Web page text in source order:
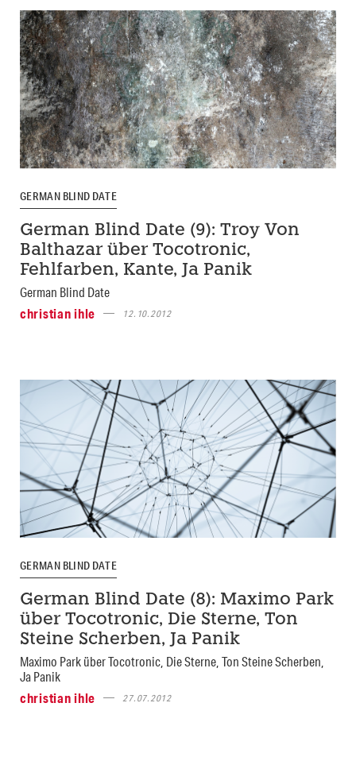
GERMAN BLIND DATE
German Blind Date (9): Troy Von
Balthazar über Tocotronic,
Fehlfarben, Kante, Ja Panik
German Blind Date
christian ihle
12.10.2012
GERMAN BLIND DATE
German Blind Date (8): Maximo Park
über Tocotronic, Die Sterne, Ton
Steine Scherben, Ja Panik
Maximo Park über Tocotronic, Die Sterne, Ton Steine Scherben,
Ja Panik
christian ihle
27.07.2012